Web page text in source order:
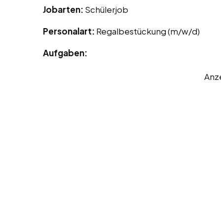
Jobarten: Schülerjob
Personalart: Regalbestückung (m/w/d)
Aufgaben: